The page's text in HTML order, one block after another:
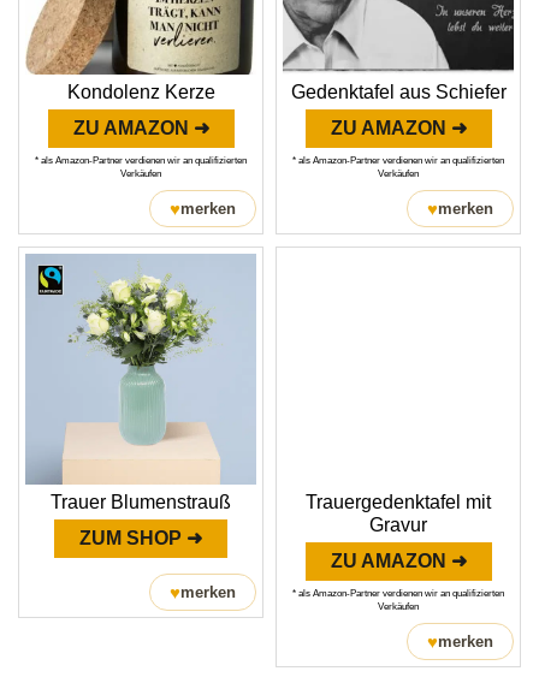
Kondolenz Kerze
ZU AMAZON ➜
* als Amazon-Partner verdienen wir an qualifizierten
Verkäufen
♥merken
Gedenktafel aus Schiefer
ZU AMAZON ➜
* als Amazon-Partner verdienen wir an qualifizierten
Verkäufen
♥merken
Trauer Blumenstrauß
ZUM SHOP ➜
♥merken
Trauergedenktafel mit
Gravur
ZU AMAZON ➜
* als Amazon-Partner verdienen wir an qualifizierten
Verkäufen
♥merken